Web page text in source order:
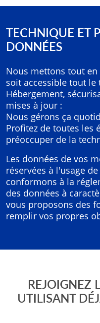
TECHNIQUE ET
DONNÉES
Nous mettons tout
soit accessible tout le
Hébergement,
mises à jour :
Nous gérons ça
Profitez de toutes les
préoccuper de la
Les données de vos
réservées à l'usage
conformons à la
des données à
vous proposons des
remplir vos propres
REJOIGNEZ
UTILISANT